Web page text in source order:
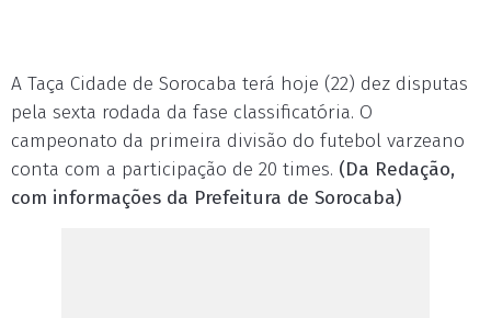
A Taça Cidade de Sorocaba terá hoje (22) dez disputas
pela sexta rodada da fase classificatória. O
campeonato da primeira divisão do futebol varzeano
conta com a participação de 20 times. (Da Redação,
com informações da Prefeitura de Sorocaba)